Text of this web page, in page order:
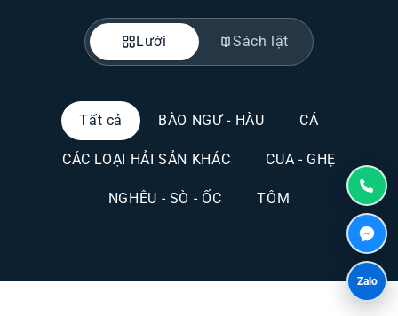
Lưới Sách lật
Tất cả BÀO NGƯ - HÀU CÁ
CÁC LOẠI HẢI SẢN KHÁC CUA - GHẸ
NGHÊU - SÒ - ỐC TÔM
Zalo